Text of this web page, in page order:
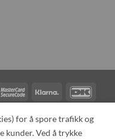
MasterCard
2
Klarna
OSS OM OSS
for å spore trafikk og
Ved å trykke